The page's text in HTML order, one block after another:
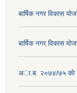
बार्षिक नगर विकास
बार्षिक नगर विकास
अा.ब. २०७४/७५ काे